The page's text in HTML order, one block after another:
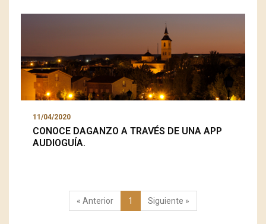
11/04/2020
CONOCE DAGANZO A TRAVÉS DE UNA APP
AUDIOGUÍA.
« Anterior 1 Siguiente »